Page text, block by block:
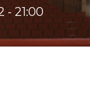
- 21:00